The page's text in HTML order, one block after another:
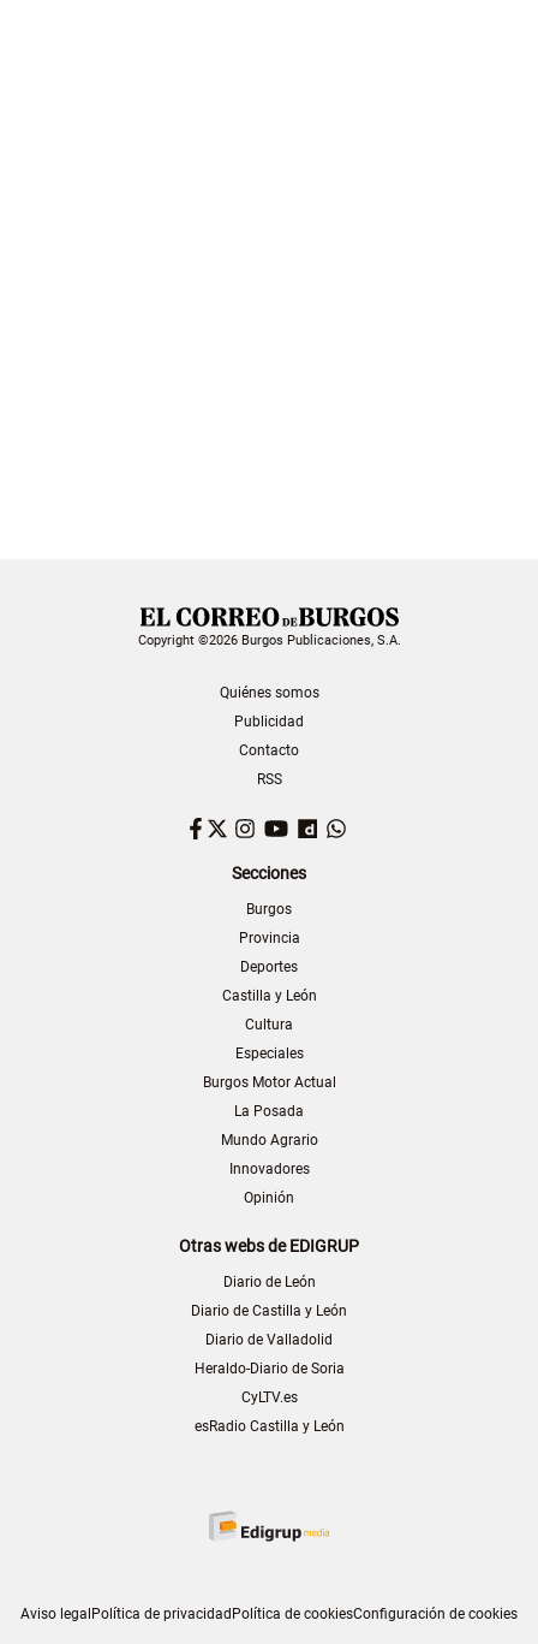
Copyright ©2026 Burgos Publicaciones, S.A.
Quiénes somos
Publicidad
Contacto
RSS
Facebook
TwitterInstagram
YouTubeDailymotion
Secciones
Burgos
Provincia
Deportes
Castilla y León
Cultura
Especiales
Burgos Motor Actual
La Posada
Mundo Agrario
Innovadores
Opinión
Otras webs de EDIGRUP
Diario de León
Diario de Castilla y León
Diario de Valladolid
Heraldo-Diario de Soria
CyLTV.es
esRadio Castilla y León
Aviso legalPolítica de privacidadPolítica de cookiesConfiguración de cookies